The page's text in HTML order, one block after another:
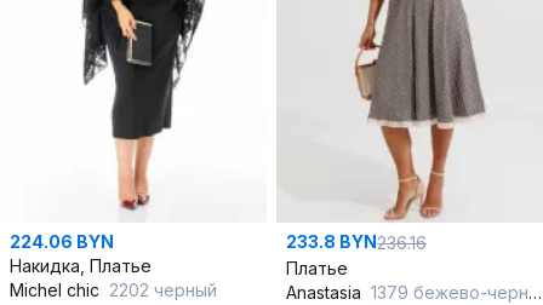
224.06 BYN
Накидка, Платье
Michel chic 2202 черный
233.8 BYN236.16
Платье
Anastasia 1379 бежево-черный